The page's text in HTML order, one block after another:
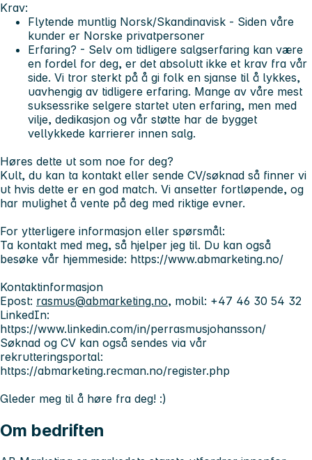
Krav:
Flytende muntlig Norsk/Skandinavisk - Siden våre
kunder er Norske privatpersoner
Erfaring? - Selv om tidligere salgserfaring kan være
en fordel for deg, er det absolutt ikke et krav fra vår
side. Vi tror sterkt på å gi folk en sjanse til å lykkes,
uavhengig av tidligere erfaring. Mange av våre mest
suksessrike selgere startet uten erfaring, men med
vilje, dedikasjon og vår støtte har de bygget
vellykkede karrierer innen salg.
Høres dette ut som noe for deg?
Kult, du kan ta kontakt eller sende CV/søknad så finner vi
ut hvis dette er en god match. Vi ansetter fortløpende, og
har mulighet å vente på deg med riktige evner.
For ytterligere informasjon eller spørsmål:
Ta kontakt med meg, så hjelper jeg til. Du kan også
besøke vår hjemmeside: https://www.abmarketing.no/
Kontaktinformasjon
Epost: rasmus@abmarketing.no, mobil: +47 46 30 54 32
LinkedIn:
https://www.linkedin.com/in/perrasmusjohansson/
Søknad og CV kan også sendes via vår
rekrutteringsportal:
https://abmarketing.recman.no/register.php
Gleder meg til å høre fra deg! :)
Om bedriften